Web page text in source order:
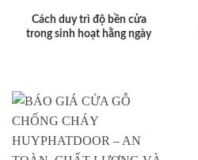
Cách duy trì độ bền cửa
trong sinh hoạt hằng ngày